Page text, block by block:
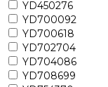
YD450276
YD700092
YD700618
YD702704
YD704086
YD708699